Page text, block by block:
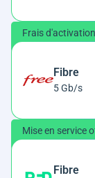
Frais
Fibre
5 Gb/s
Mise en service
Fibre